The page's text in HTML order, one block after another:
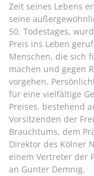
Zeit seines Lebens
seine
50. Todestages,
Preis ins Leben
Menschen, die sich
machen und gegen
vorgehen.
für eine vielfältige
Preises, bestehend
Vorsitzenden der
Brauchtums, dem
Direktor des Kölner
einem Vertreter der
an Gunter Demnig.